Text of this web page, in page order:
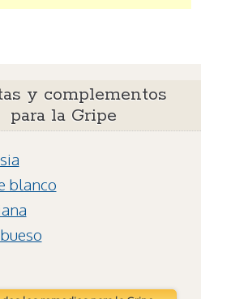
y complementos
para la Gripe
blanco